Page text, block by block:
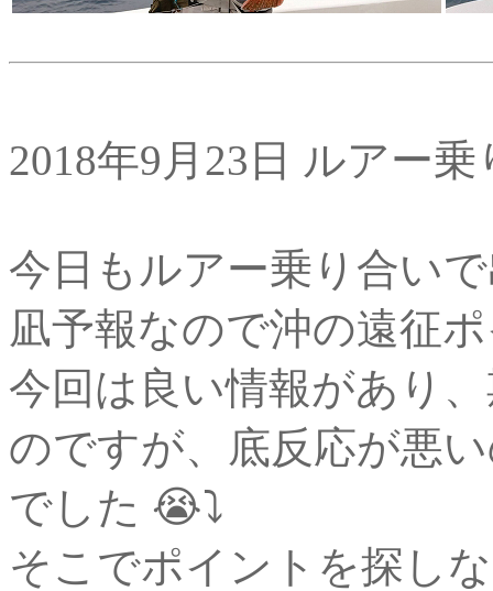
2018年9月23日 ルアー乗
今日もルアー乗り合い
凪予報なので沖の遠征
今回は良い情報があり
のですが、底反応が悪
でした️ 😭⤵️
そこでポイントを探し